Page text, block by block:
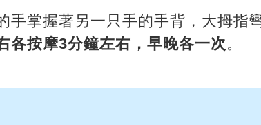
手掌握著另一只手的手背，大拇指
各按摩3分鐘左右，早晚各一次。